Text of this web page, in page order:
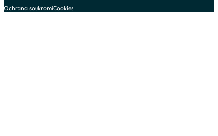
Ochrana soukromíCookies